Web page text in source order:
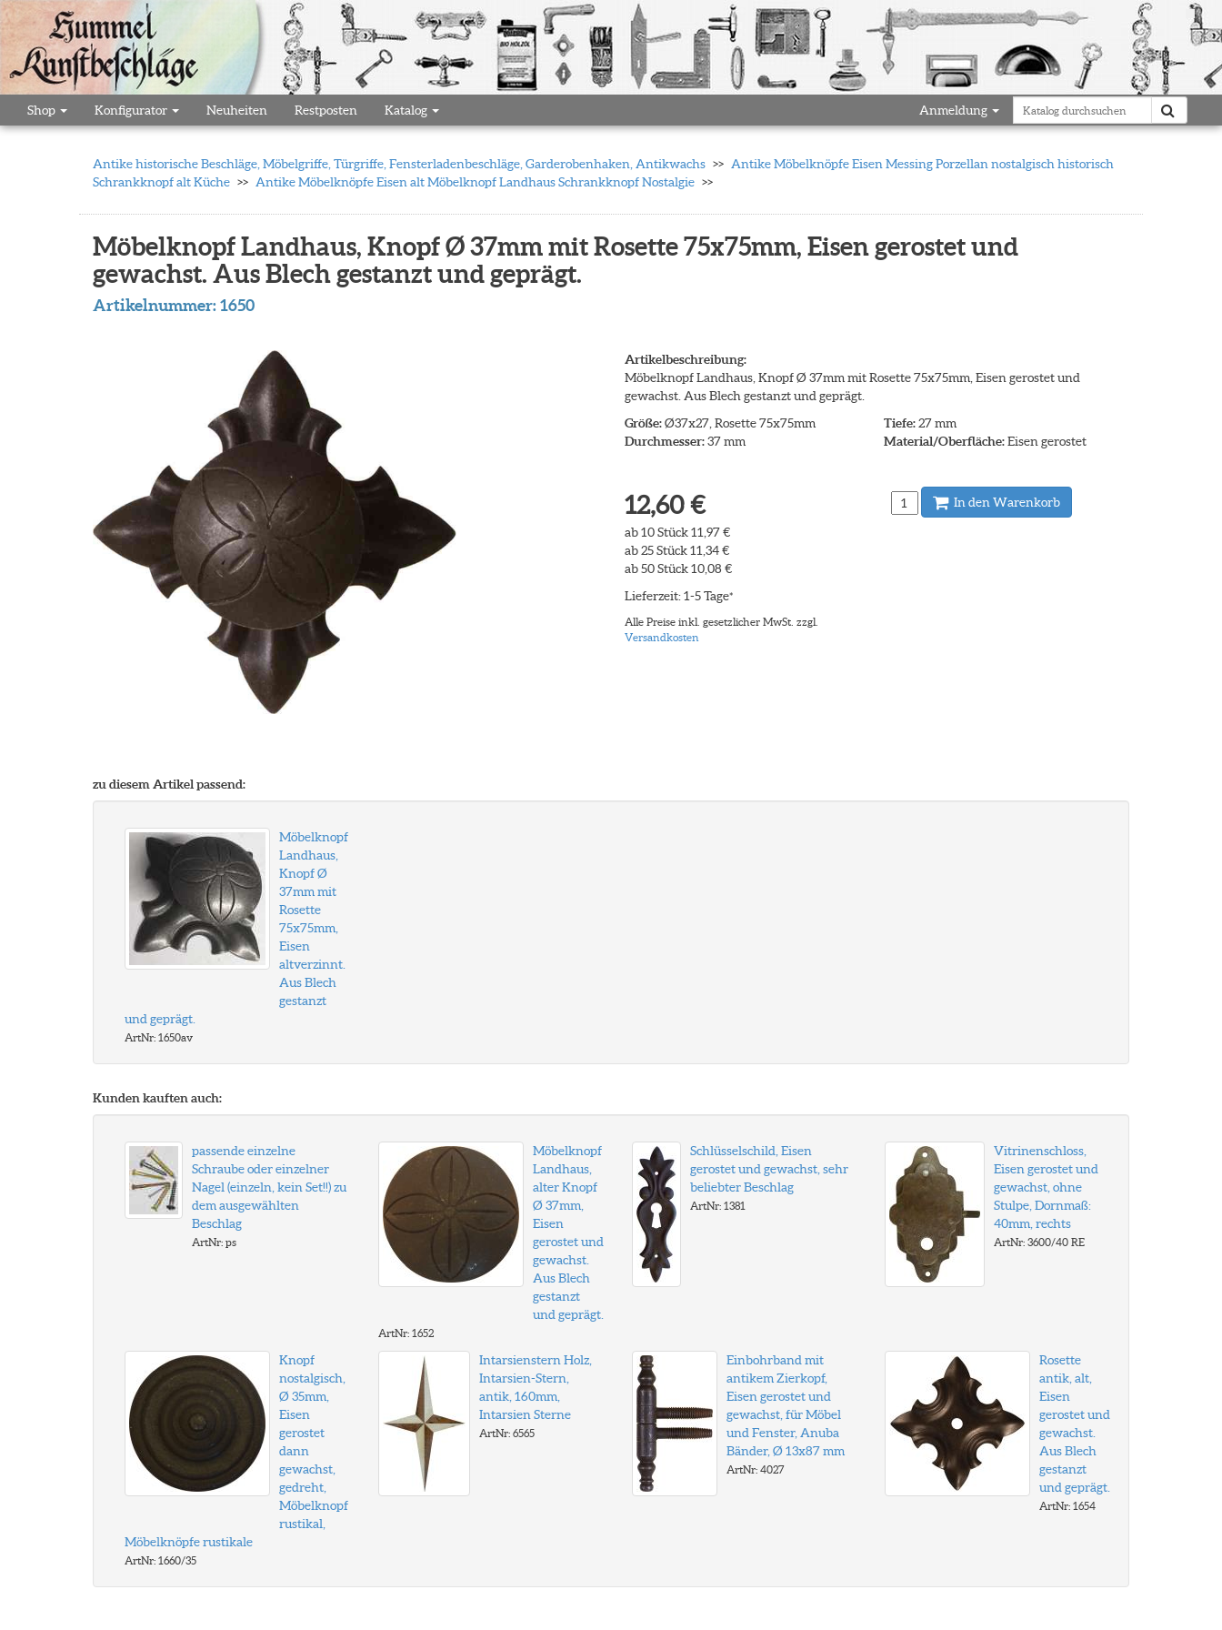
Shop Konfigurator Neuheiten Restposten Katalog Anmeldung
Antike historische Beschläge, Möbelgriffe, Türgriffe, Fensterladenbeschläge, Garderobenhaken, Antikwachs
Antike Möbelknöpfe Eisen Messing Porzellan nostalgisch historisch
Schrankknopf alt Küche
Antike Möbelknöpfe Eisen alt Möbelknopf Landhaus Schrankknopf Nostalgie
Möbelknopf Landhaus, Knopf Ø 37mm mit Rosette 75x75mm, Eisen gerostet und
gewachst. Aus Blech gestanzt und geprägt.
Artikelnummer:1650
Artikelbeschreibung:
Möbelknopf Landhaus, Knopf Ø 37mm mit Rosette 75x75mm, Eisen gerostet und
gewachst. Aus Blech gestanzt und geprägt.
Größe:Ø37x27, Rosette 75x75mm
Durchmesser:37 mm
Tiefe:27 mm
Material/Oberfläche:Eisen gerostet
12,60 €
ab 10 Stück 11,97 €
ab 25 Stück 11,34 €
ab 50 Stück 10,08 €
Lieferzeit: 1-5 Tage*
Alle Preise inkl. gesetzlicher MwSt. zzgl.
Versandkosten
In den Warenkorb
zu diesem Artikel passend:
Möbelknopf
Landhaus,
Knopf Ø
37mm mit
Rosette
75x75mm,
Eisen
altverzinnt.
Aus Blech
gestanzt
und geprägt.
ArtNr: 1650av
Kunden kauften auch:
passende einzelne
Schraube oder einzelner
Nagel (einzeln, kein Set!!) zu
dem ausgewählten
Beschlag
ArtNr: ps
Möbelknopf
Landhaus,
alter Knopf
Ø 37mm,
Eisen
gerostet und
gewachst.
Aus Blech
gestanzt
und geprägt.
ArtNr: 1652
Schlüsselschild, Eisen
gerostet und gewachst, sehr
beliebter Beschlag
ArtNr: 1381
Vitrinenschloss,
Eisen gerostet und
gewachst, ohne
Stulpe, Dornmaß:
40mm, rechts
ArtNr: 3600/40 RE
Knopf
nostalgisch,
Ø 35mm,
Eisen
gerostet
dann
gewachst,
gedreht,
Möbelknopf
rustikal,
Möbelknöpfe rustikale
ArtNr: 1660/35
Intarsienstern Holz,
Intarsien-Stern,
antik, 160mm,
Intarsien Sterne
ArtNr: 6565
Einbohrband mit
antikem Zierkopf,
Eisen gerostet und
gewachst, für Möbel
und Fenster, Anuba
Bänder, Ø 13x87 mm
ArtNr: 4027
Rosette
antik, alt,
Eisen
gerostet und
gewachst.
Aus Blech
gestanzt
und geprägt.
ArtNr: 1654